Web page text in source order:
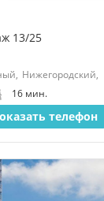
13/25
Нижегородский,
16 мин.
телефон